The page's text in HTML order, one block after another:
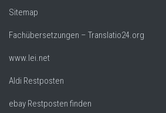
Sitemap
Fachübersetzungen – Translatio24.org
www.lei.net
Aldi Restposten
ebay Restposten finden